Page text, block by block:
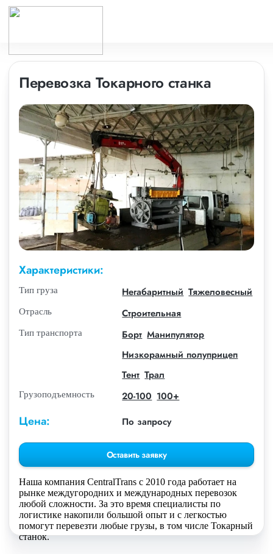
Перевозка Токарного станка
Характеристики:
Тип груза Негабаритный Тяжеловесный
Отрасль Строительная
Тип транспорта Борт Манипулятор
Низкорамный полуприцеп
Тент Трал
Грузоподъемность 20-100 100+
Цена: По запросу
Оставить заявку
Наша компания СentralTrans с 2010 года работает на
рынке междугородних и международных перевозок
любой сложности. За это время специалисты по
логистике накопили большой опыт и с легкостью
помогут перевезти любые грузы, в том числе Токарный
станок.